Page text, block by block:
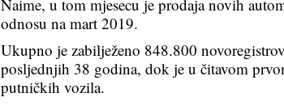
Naime, u tom mjesecu je prodaja novih
odnosu na mart 2019.
Ukupno je zabilježeno 848.800
posljednjih 38 godina, dok je u čitavom
putničkih vozila.